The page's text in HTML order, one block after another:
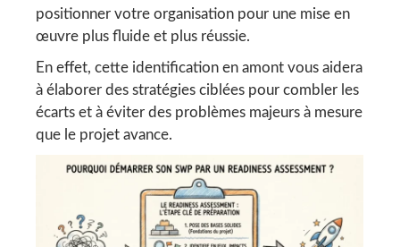
positionner votre organisation pour une mise en
œuvre plus fluide et plus réussie.
En effet, cette identification en amont vous aidera
à élaborer des stratégies ciblées pour combler les
écarts et à éviter des problèmes majeurs à mesure
que le projet avance.